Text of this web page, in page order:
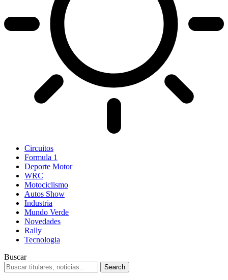
Circuitos
Formula 1
Deporte Motor
WRC
Motociclismo
Autos Show
Industria
Mundo Verde
Novedades
Rally
Tecnologia
Buscar